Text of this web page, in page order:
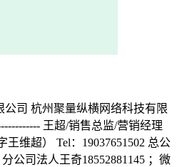
司 杭州聚量纵横网络科技有限
王超/销售总监/营销经理
王维超） Tel：19037651502 总公
公司法人王奇18552881145 ；微